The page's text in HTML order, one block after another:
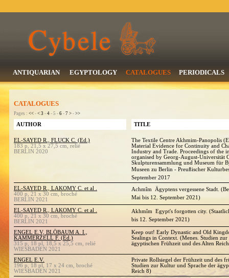
ANTIQUARIAN EGYPTOLOGY CATALOGUES PERIODICALS
CATALOGUES
Pages : << - < 3 - 4 - 5 - 6 - 7 > - >>
AUTHOR TITLE
EL-SAYED R., FLUCK C. (Ed.)
183 p, 21,5 x 27,5 cm, relié
BERLIN 2020
The Textile Centre Akhmim-Panopolis
Material Evidence for Continuity and
Industry and Trade. Proceedings of the
organised by Georg-August-Universität
Skulpturensammlung und Museum für
Museen zu Berlin - Preußischer
September 2017
EL-SAYED R., LAKOMY C. et al .
400 p, 21 x 30 cm, broché
BERLIN 2021
Achmîm  Ägyptens vergessene Stadt.
Mai bis 12. September 2021)
EL-SAYED R., LAKOMY C. et al .
400 p, 21 x 30 cm, broché
BERLIN 2021
Akhmîm  Egypt's forgotten city.
bis 12. September 2021)
ENGEL E.V, BLÖBAUM A. I.,
KAMMERZELL F. (Ed.)
315 p, 18 pl, 18,5 x 25,5 cm, relié
WIESBADEN 2021
Keep out! Early Dynastic and Old
Sealings in Context. (Menes. Studien
ägyptischen Frühzeit und des Alten
ENGEL E.V.
196 p, 18 pl, 17 x 24 cm, broché
WIESBADEN 2021
Private Rollsiegel der Frühzeit und des
Studien zur Kultur und Sprache der
Reich 8)